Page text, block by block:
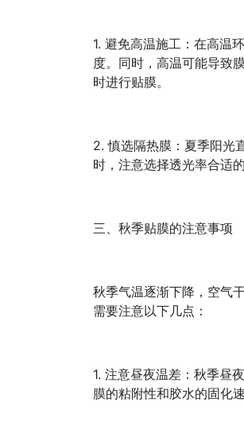
1. 避免高温施工：在高温
度。同时，高温可能导致
时进行贴膜。
2. 慎选隔热膜：夏季阳光
时，注意选择透光率合适
三、秋季贴膜的注意事项
秋季气温逐渐下降，空气
需要注意以下几点：
1. 注意昼夜温差：秋季昼
膜的粘附性和胶水的固化速